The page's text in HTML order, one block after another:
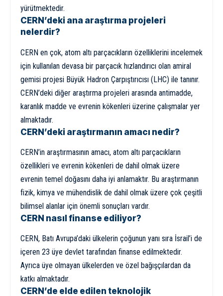
yürütmektedir.
CERN’deki ana araştırma projeleri
nelerdir?
CERN en çok, atom altı parçacıkların özelliklerini incelemek
için kullanılan devasa bir parçacık hızlandırıcı olan amiral
gemisi projesi Büyük Hadron Çarpıştırıcısı (LHC) ile tanınır.
CERN’deki diğer araştırma projeleri arasında antimadde,
karanlık madde ve evrenin kökenleri üzerine çalışmalar yer
almaktadır.
CERN’deki araştırmanın amacı nedir?
CERN’in araştırmasının amacı, atom altı parçacıkların
özellikleri ve evrenin kökenleri de dahil olmak üzere
evrenin temel doğasını daha iyi anlamaktır. Bu araştırmanın
fizik, kimya ve mühendislik de dahil olmak üzere çok çeşitli
bilimsel alanlar için önemli sonuçları vardır.
CERN nasıl finanse ediliyor?
CERN, Batı Avrupa’daki ülkelerin çoğunun yanı sıra İsrail’i de
içeren 23 üye devlet tarafından finanse edilmektedir.
Ayrıca üye olmayan ülkelerden ve özel bağışçılardan da
katkı almaktadır.
CERN’de elde edilen teknolojik